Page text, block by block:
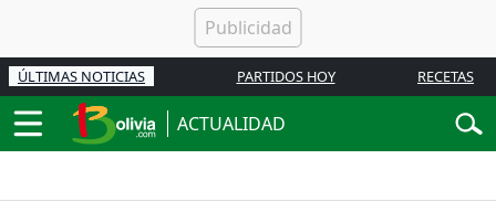
ÚLTIMAS NOTICIAS PARTIDOS HOY RECETAS
ACTUALIDAD